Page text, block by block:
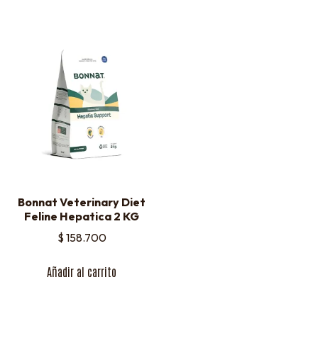
Bonnat Veterinary Diet
Feline Hepatica 2 KG
$ 158.700
Añadir al carrito